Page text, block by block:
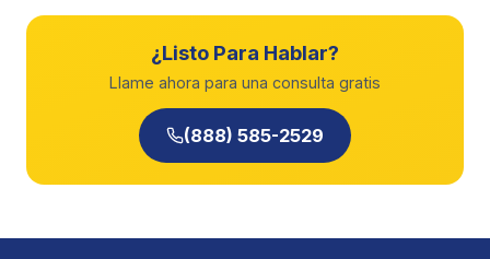
¿Listo Para Hablar?
Llame ahora para una consulta gratis
(888) 585-2529